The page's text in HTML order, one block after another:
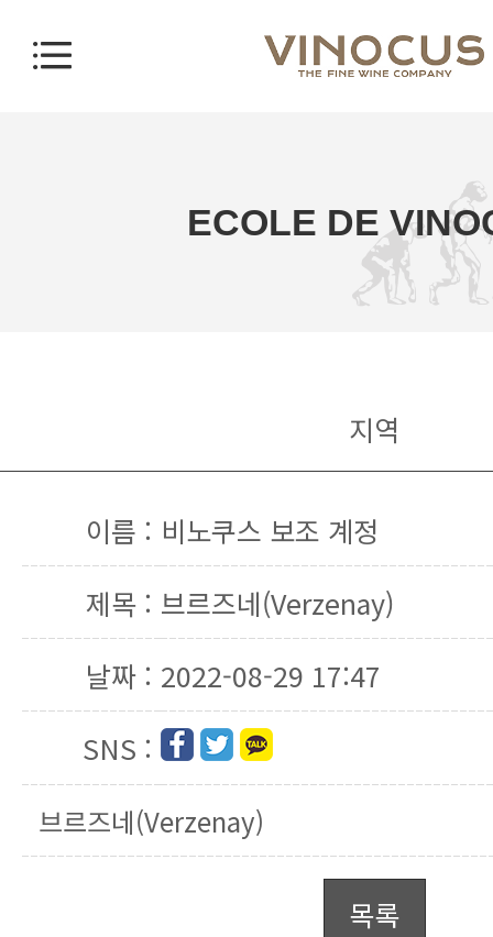
ECOLE DE
지역
이름 : 비노쿠스 보조 계정
제목 : 브르즈네(Verzenay)
날짜 : 2022-08-29 17:47
SNS :
브르즈네(Verzenay)
목록